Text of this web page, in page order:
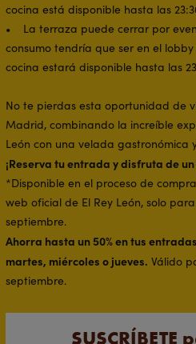
cocina está disponible hasta las
• La terraza puede cerrar por
consumo tendría que ser en el
cocina estará disponible hasta las
No te pierdas esta oportunidad de
Madrid, combinando la increíble
León con una velada gastronómica
¡Reserva tu entrada y disfruta de
*Disponible en el proceso de
web oficial de El Rey León, solo
septiembre.
Ahorra hasta un 50% en tus
martes, miércoles o jueves. Válido
septiembre.